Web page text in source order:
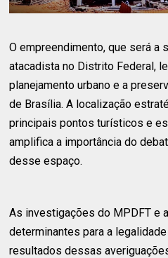
O empreendimento, que será a
atacadista no Distrito Federal,
planejamento urbano e a
de Brasília. A localização
principais pontos turísticos e
amplifica a importância do
desse espaço.
As investigações do MPDFT e
determinantes para a
resultados dessas